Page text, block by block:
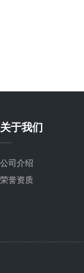
关于我们
公司介绍
荣誉资质